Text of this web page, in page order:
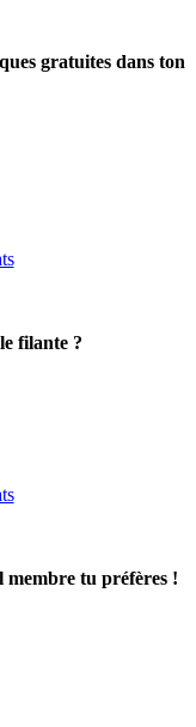
gratuites dans ton
filante ?
membre tu préfères !